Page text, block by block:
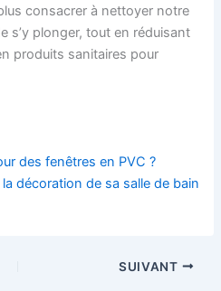
consacrer à nettoyer notre
s’y plonger, tout en réduisant
produits sanitaires pour
des fenêtres en PVC ?
décoration de sa salle de bain
SUIVANT